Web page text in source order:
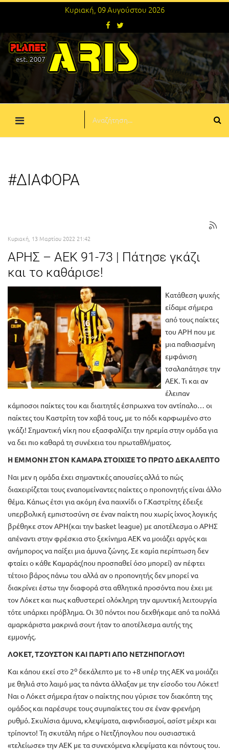
Κυριακή, 09 Αυγούστου 2026
#ΔΙΑΦΟΡΑ
Κυριακή, 13 Μαρτίου 2022 21:42
ΑΡΗΣ – ΑΕΚ 91-73 | Πάτησε γκάζι
και το καθάρισε!
Κατάθεση ψυχής
είδαμε σήμερα
από τους παίκτες
του ΑΡΗ που με
μια παθιασμένη
εμφάνιση
τσαλαπάτησε την
ΑΕΚ. Τι και αν
έλειπαν
κάμποσοι παίκτες του και διαιτητές έσπρωχνα τον αντίπαλο… οι
παίκτες του Καστρίτη τον χαβά τους, με το πόδι καρφωμένο στο
γκάζι! Σημαντική νίκη που εξασφαλίζει την ηρεμία στην ομάδα για
να δει πιο καθαρά τη συνέχεια του πρωταθλήματος.
Η ΕΜΜΟΝΗ ΣΤΟΝ ΚΑΜΑΡΑ ΣΤΟΙΧΙΣΕ ΤΟ ΠΡΩΤΟ ΔΕΚΑΛΕΠΤΟ
Ναι μεν η ομάδα έχει σημαντικές απουσίες αλλά το πώς
διαχειρίζεται τους εναπομείναντες παίκτες ο προπονητής είναι άλλο
θέμα. Κάπως έτσι για ακόμη ένα παιχνίδι ο Γ.Καστρίτης έδειξε
υπερβολική εμπιστοσύνη σε έναν παίκτη που χωρίς ίχνος λογικής
βρέθηκε στον ΑΡΗ(και την basket league) με αποτέλεσμα ο ΑΡΗΣ
απέναντι στην φρέσκια στο ξεκίνημα ΑΕΚ να μοιάζει αργός και
ανήμπορος να παίξει μια άμυνα ζώνης. Σε καμία περίπτωση δεν
φταίει ο κάθε Καμαράς(που προσπαθεί όσο μπορεί) αν πέφτει
τέτοιο βάρος πάνω του αλλά αν ο προπονητής δεν μπορεί να
διακρίνει έστω την διαφορά στα αθλητικά προσόντα που έχει με
τον Λόκετ και πως καθυστερεί ολόκληρη την αμυντική λειτουργία
τότε υπάρχει πρόβλημα. Οι 30 πόντοι που δεχθήκαμε από τα πολλά
αμαρκάριστα μακρινά σουτ ήταν το αποτέλεσμα αυτής της
εμμονής.
ΛΟΚΕΤ, ΤΖΟΥΣΤΟΝ ΚΑΙ ΠΑΡΤΙ ΑΠΟ ΝΕΤΖΗΠΟΓΛΟΥ!
Και κάπου εκεί στο 2οδεκάλεπτο με το +8 υπέρ της ΑΕΚ να μοιάζει
με θηλιά στο λαιμό μας τα πάντα άλλαξαν με την είσοδο του Λόκετ!
Ναι ο Λόκετ σήμερα ήταν ο παίκτης που γύρισε τον διακόπτη της
ομάδος και παρέσυρε τους συμπαίκτες του σε έναν φρενήρη
ρυθμό. Σκυλίσια άμυνα, κλεψίματα, αιφνιδιασμοί, ασίστ μέχρι και
τρίποντο! Τη σκυτάλη πήρε ο Νετζήπογλου που ουσιαστικά
«τελείωσε» την ΑΕΚ με τα συνεχόμενα κλεψίματα και πόντους του.